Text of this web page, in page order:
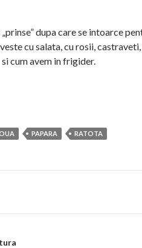
dupa care se intoarce
cu salata, cu rosii,
si cum avem in frigider.
PAPARA RATOTA